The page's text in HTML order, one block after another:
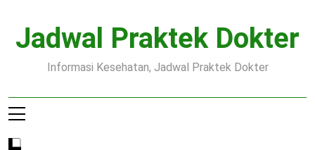
content
Jadwal Praktek Dokter
Informasi Kesehatan, Jadwal Praktek Dokter